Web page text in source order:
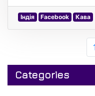
Індія Facebook Кава
Categories